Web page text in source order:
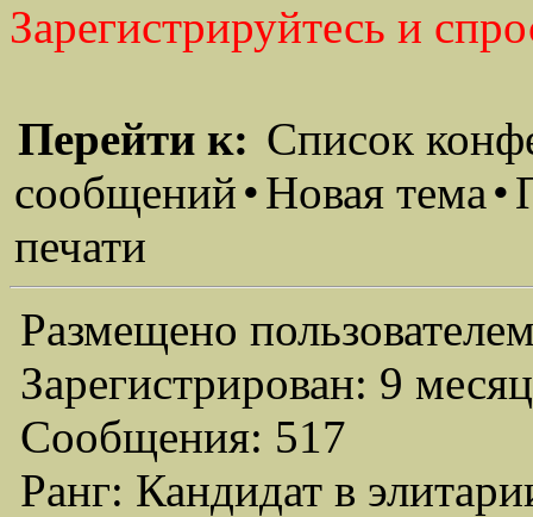
Зарегистрируйтесь и
Перейти к: Список
сообщений•Новая тема•
печати
Размещено
Зарегистрирован: 9
Сообщения: 517
Ранг: Кандидат в